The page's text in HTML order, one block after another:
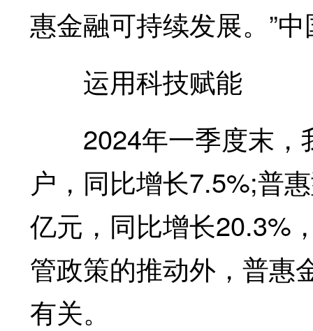
惠金融可持续发展。”
运用科技赋能
2024年一季度末，
户，同比增长7.5%;普
亿元，同比增长20.3%
管政策的推动外，普惠
有关。